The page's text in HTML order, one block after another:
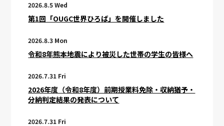
2026.8.5 Wed
第1回「OUGC世界ひろば」を開催しました
2026.8.3 Mon
令和8年熊本地震により被災した世帯の学生の皆様へ
2026.7.31 Fri
2026年度（令和8年度）前期授業料免除・収納猶予・
分納判定結果の発表について
2026.7.31 Fri